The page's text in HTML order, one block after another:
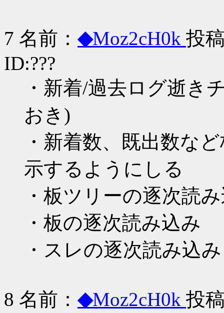
7 名前： ◆Moz2cH0k 投
ID:???
・新着/過去ログ逝き
おき)
・新着数、既出数な
示するようにしる
・板ツリーの逐次読
・板の逐次読み込み
・スレの逐次読み込み
8 名前： ◆Moz2cH0k 投